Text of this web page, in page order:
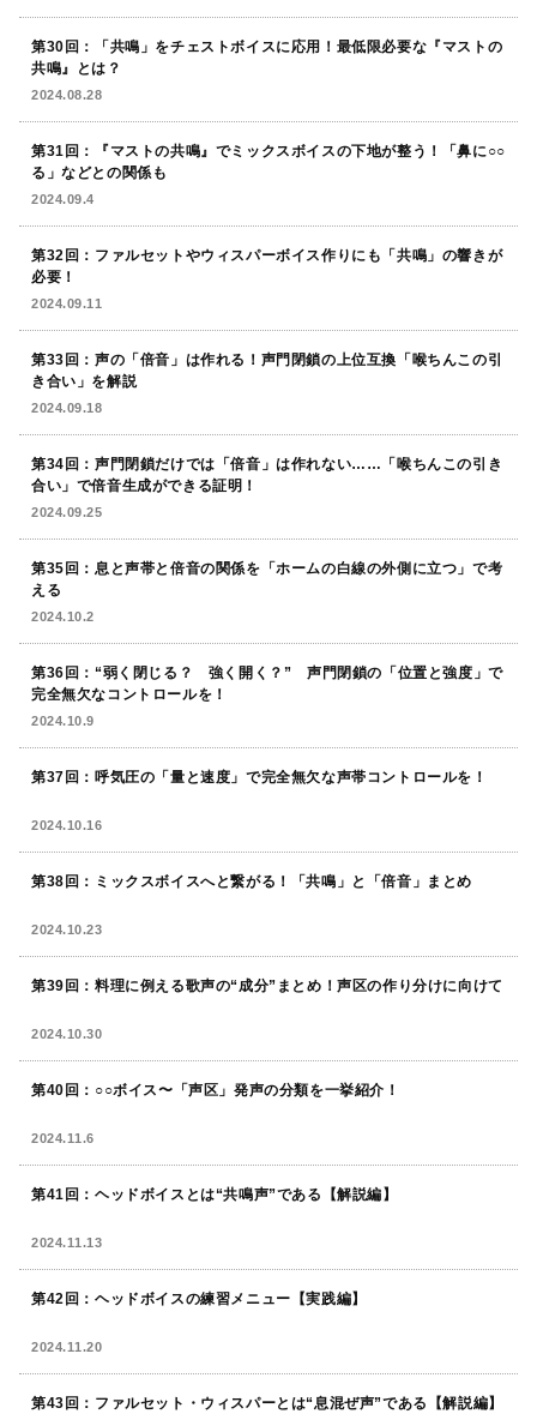
第30回：「共鳴」をチェストボイスに応用！最低限必要な『マストの
共鳴』とは？
2024.08.28
第31回：『マストの共鳴』でミックスボイスの下地が整う！「鼻に○○
る」などとの関係も
2024.09.4
第32回：ファルセットやウィスパーボイス作りにも「共鳴」の響きが
必要！
2024.09.11
第33回：声の「倍音」は作れる！声門閉鎖の上位互換「喉ちんこの引
き合い」を解説
2024.09.18
第34回：声門閉鎖だけでは「倍音」は作れない……「喉ちんこの引き
合い」で倍音生成ができる証明！
2024.09.25
第35回：息と声帯と倍音の関係を「ホームの白線の外側に立つ」で考
える
2024.10.2
第36回：“弱く閉じる？ 強く開く？” 声門閉鎖の「位置と強度」で
完全無欠なコントロールを！
2024.10.9
第37回：呼気圧の「量と速度」で完全無欠な声帯コントロールを！
2024.10.16
第38回：ミックスボイスへと繋がる！「共鳴」と「倍音」まとめ
2024.10.23
第39回：料理に例える歌声の“成分”まとめ！声区の作り分けに向けて
2024.10.30
第40回：○○ボイス〜「声区」発声の分類を一挙紹介！
2024.11.6
第41回：ヘッドボイスとは“共鳴声”である【解説編】
2024.11.13
第42回：ヘッドボイスの練習メニュー【実践編】
2024.11.20
第43回：ファルセット・ウィスパーとは“息混ぜ声”である【解説編】